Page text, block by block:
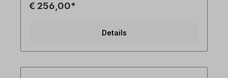
Ontwerp= B3, Schacht= 11 x 23 mm,
(gentiaanblauw), Frequentie= 50/60 Hertz,
gelijkrichter. Klemmenkast= bovenop (draaibaar),
€ 256,00*
Details